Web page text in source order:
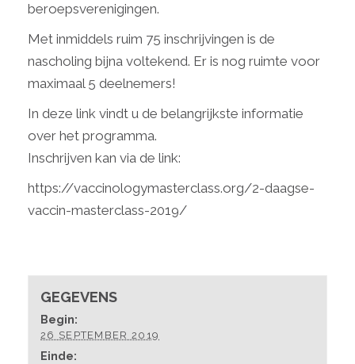
beroepsverenigingen.
Met inmiddels ruim 75 inschrijvingen is de
nascholing bijna voltekend. Er is nog ruimte voor
maximaal 5 deelnemers!
In deze link vindt u de belangrijkste informatie
over het programma.
Inschrijven kan via de link:
https://vaccinologymasterclass.org/2-daagse-
vaccin-masterclass-2019/
GEGEVENS
Begin:
26 SEPTEMBER 2019
Einde: